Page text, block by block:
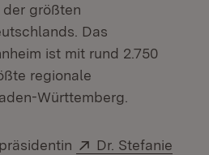
der größten
Das
ist mit rund 2.750
regionale
Württemberg.
Extern:
Dr. Stefanie